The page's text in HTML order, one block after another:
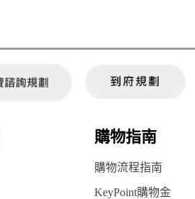
購物指南
購物流程指南
KeyPoint購物金